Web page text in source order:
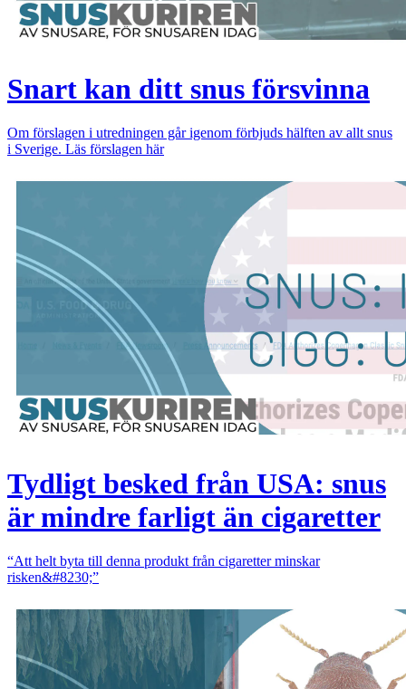
Snart kan ditt snus försvinna
Om förslagen i utredningen går igenom förbjuds hälften av allt snus
i Sverige. Läs förslagen här
Tydligt besked från USA: snus
är mindre farligt än cigaretter
“Att helt byta till denna produkt från cigaretter minskar
risken&#8230;”